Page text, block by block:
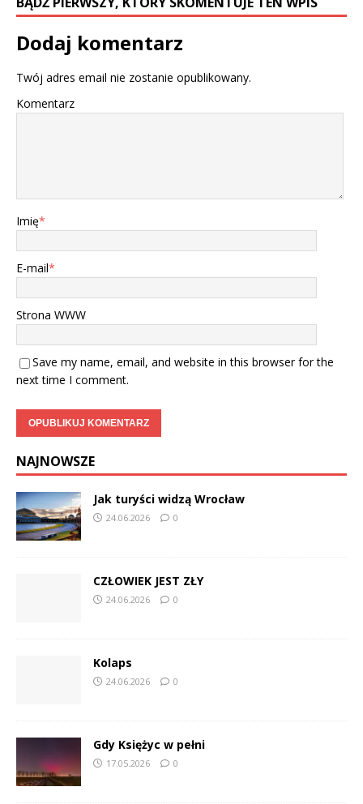
Dodaj komentarz
Twój adres email nie zostanie opublikowany.
Komentarz
Imię*
E-mail*
Strona WWW
Save my name, email, and website in this browser for the
next time I comment.
NAJNOWSZE
Jak turyści widzą Wrocław
24.06.2026 0
CZŁOWIEK JEST ZŁY
24.06.2026 0
Kolaps
24.06.2026 0
Gdy Księżyc w pełni
17.05.2026 0